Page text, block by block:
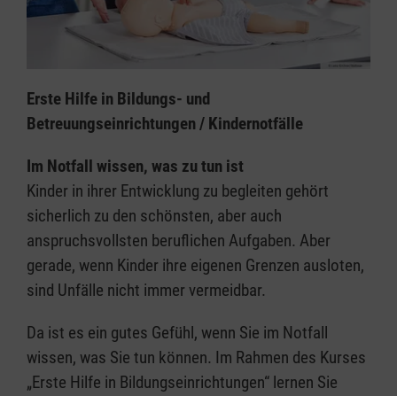
Erste Hilfe in Bildungs- und
Betreuungseinrichtungen / Kindernotfälle
Im Notfall wissen, was zu tun ist
Kinder in ihrer Entwicklung zu begleiten gehört
sicherlich zu den schönsten, aber auch
anspruchsvollsten beruflichen Aufgaben. Aber
gerade, wenn Kinder ihre eigenen Grenzen ausloten,
sind Unfälle nicht immer vermeidbar.
Da ist es ein gutes Gefühl, wenn Sie im Notfall
wissen, was Sie tun können. Im Rahmen des Kurses
„Erste Hilfe in Bildungseinrichtungen“ lernen Sie